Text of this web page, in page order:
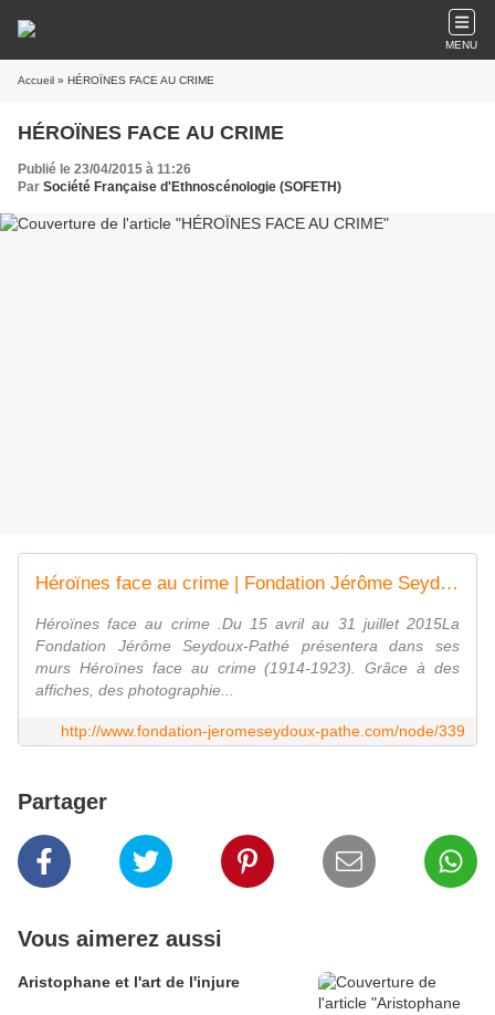
MENU
Accueil » HÉROÏNES FACE AU CRIME
HÉROÏNES FACE AU CRIME
Publié le 23/04/2015 à 11:26
Par Société Française d'Ethnoscénologie (SOFETH)
Héroïnes face au crime | Fondation Jérôme Seydoux-Pathé
Héroïnes face au crime .Du 15 avril au 31 juillet 2015La
Fondation Jérôme Seydoux-Pathé présentera dans ses
murs Héroïnes face au crime (1914-1923). Grâce à des
affiches, des photographie...
http://www.fondation-jeromeseydoux-pathe.com/node/339
Partager
Vous aimerez aussi
Aristophane et l'art de l'injure